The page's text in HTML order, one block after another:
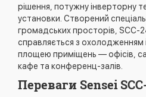
рішення, потужну інверторну
установки. Створений
громадських просторів, SCC-
справляється з охолодженням
площею приміщень — офісів,
кафе та конференц-залів.
Переваги Sensei